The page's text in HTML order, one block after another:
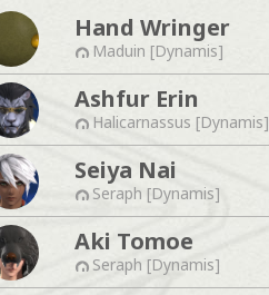
Hand Wringer
Maduin [Dynamis]
Ashfur Erin
Halicarnassus [Dynamis]
Seiya Nai
Seraph [Dynamis]
Aki Tomoe
Seraph [Dynamis]